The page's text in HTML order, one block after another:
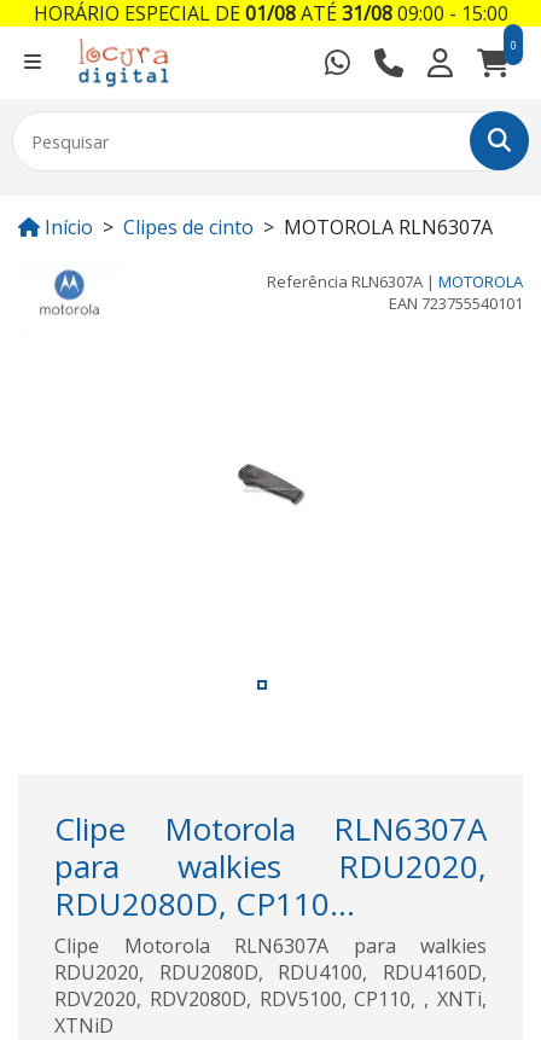
0
Início Clipes de cinto MOTOROLA RLN6307A
Referência RLN6307A | MOTOROLA
EAN 723755540101
Clipe Motorola RLN6307A
para walkies RDU2020,
RDU2080D, CP110...
Clipe Motorola RLN6307A para walkies
RDU2020, RDU2080D, RDU4100, RDU4160D,
RDV2020, RDV2080D, RDV5100, CP110, , XNTi,
XTNiD
HORÁRIO ESPECIAL DE01/08ATÉ31/0809:00 - 15:00